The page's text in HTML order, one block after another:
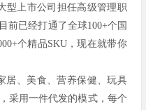
型上市公司担任高级管理职
前已经打通了全球100+个国
个精品SKU，现在就带你
、美食、营养保健、玩具
采用一件代发的模式，每个